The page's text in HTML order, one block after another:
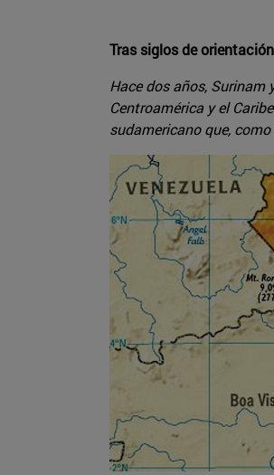
Tras siglos de
Hace dos años,
Centroamérica y el
sudamericano que,